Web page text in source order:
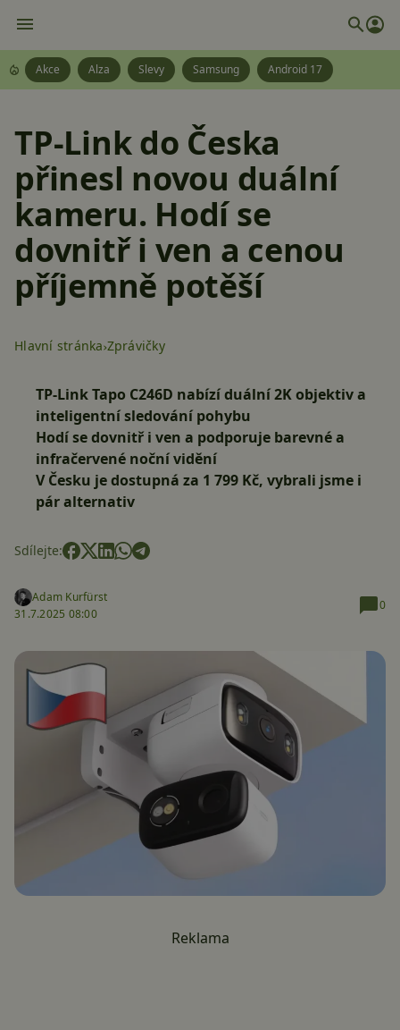
Akce Alza Slevy Samsung Android 17
TP-Link do Česka
přinesl novou duální
kameru. Hodí se
dovnitř i ven a cenou
příjemně potěší
Hlavní stránka Zprávičky
TP-Link Tapo C246D nabízí duální 2K objektiv a
inteligentní sledování pohybu
Hodí se dovnitř i ven a podporuje barevné a
infračervené noční vidění
V Česku je dostupná za 1 799 Kč, vybrali jsme i
pár alternativ
Sdílejte:
Adam Kurfürst
31.7.2025 08:00
0
Reklama